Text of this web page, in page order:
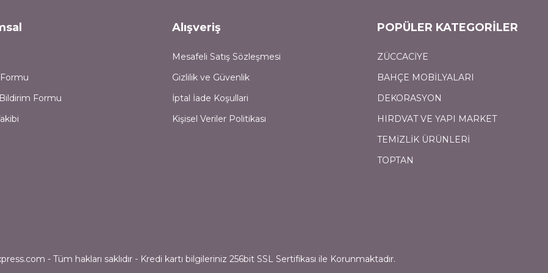
Formu
Alışveriş
Mesafeli Satış Sözleşmesi
Gizlilik ve Güvenlik
İptal İade Koşullari
Kişisel Veriler Politikası
POPÜLER KATEGORİLER
ZÜCCACİYE
BAHÇE MOBİLYALARI
DEKORASYON
HIRDVAT VE YAPI MARKET
TEMİZLİK ÜRÜNLERİ
TOPTAN
- Tüm hakları saklıdır - Kredi kartı bilgileriniz 256bit SSL Sertifikası ile Korunmaktadır.